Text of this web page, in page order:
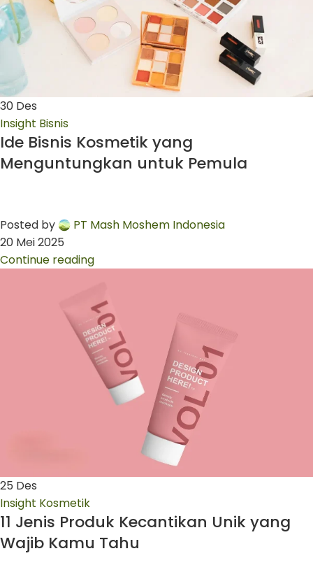
30 Des
Insight Bisnis
Ide Bisnis Kosmetik yang
Menguntungkan untuk Pemula
Posted by
PT Mash Moshem Indonesia
20 Mei 2025
Continue reading
25 Des
Insight Kosmetik
11 Jenis Produk Kecantikan Unik yang
Wajib Kamu Tahu